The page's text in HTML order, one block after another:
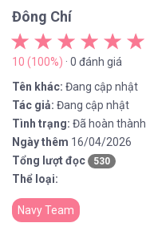
Đông Chí
10 (100%) · 0 đánh giá
Tên khác: Đang cập nhật
Tác giả: Đang cập nhật
Tình trạng: Đã hoàn thành
Ngày thêm 16/04/2026
Tổng lượt đọc
530
Thể loại:
Navy Team